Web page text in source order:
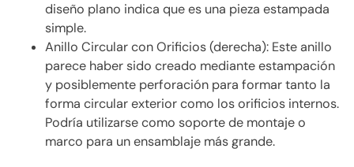
diseño plano indica que es una pieza estampada
simple.
Anillo Circular con Orificios (derecha): Este anillo
parece haber sido creado mediante estampación
y posiblemente perforación para formar tanto la
forma circular exterior como los orificios internos.
Podría utilizarse como soporte de montaje o
marco para un ensamblaje más grande.